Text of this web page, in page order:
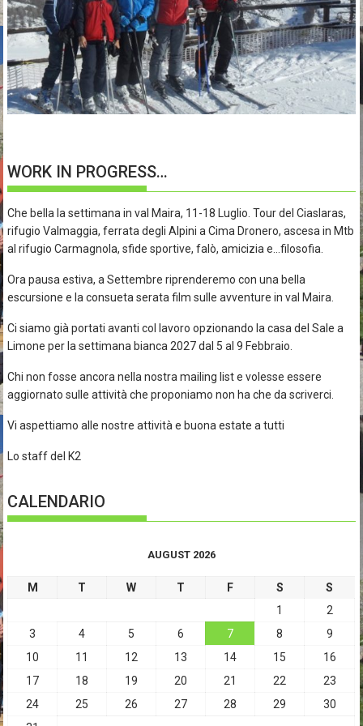
WORK IN PROGRESS…
Che bella la settimana in val Maira, 11-18 Luglio. Tour del Ciaslaras,
rifugio Valmaggia, ferrata degli Alpini a Cima Dronero, ascesa in Mtb
al rifugio Carmagnola, sfide sportive, falò, amicizia e…filosofia.
Ora pausa estiva, a Settembre riprenderemo con una bella
escursione e la consueta serata film sulle avventure in val Maira.
Ci siamo già portati avanti col lavoro opzionando la casa del Sale a
Limone per la settimana bianca 2027 dal 5 al 9 Febbraio.
Chi non fosse ancora nella nostra mailing list e volesse essere
aggiornato sulle attività che proponiamo non ha che da scriverci.
Vi aspettiamo alle nostre attività e buona estate a tutti
Lo staff del K2
CALENDARIO
AUGUST 2026
M T W T F S
S
1
2
3
4 5 6 7 8
9
10
11 12 13 14 15
16
17
18 19 20 21 22
23
24
25 26 27 28 29
30